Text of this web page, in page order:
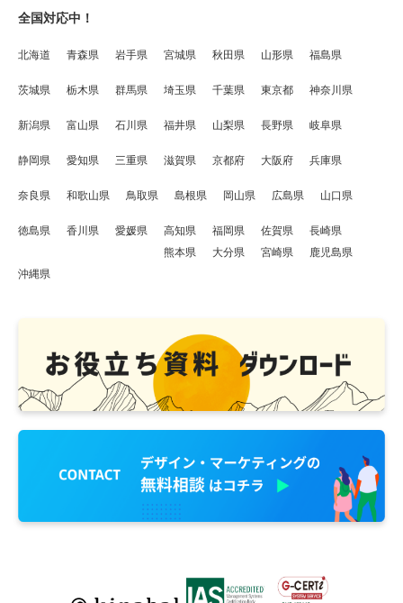
全国対応中！
北海道 青森県 岩手県 宮城県 秋田県 山形県 福島県
茨城県 栃木県 群馬県 埼玉県 千葉県 東京都 神奈川県
新潟県 富山県 石川県 福井県 山梨県 長野県 岐阜県
静岡県 愛知県 三重県 滋賀県 京都府 大阪府 兵庫県
奈良県 和歌山県 鳥取県 島根県 岡山県 広島県 山口県
徳島県 香川県 愛媛県 高知県 福岡県 佐賀県
長崎県
熊本県
大分県 宮崎県
鹿児島県
沖縄県